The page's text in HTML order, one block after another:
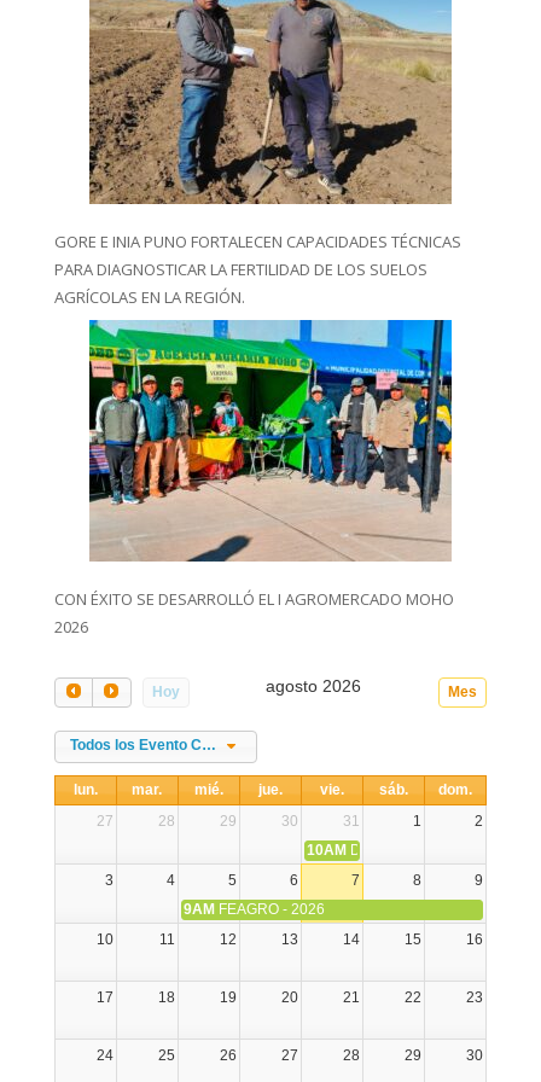
GORE E INIA PUNO FORTALECEN CAPACIDADES TÉCNICAS
PARA DIAGNOSTICAR LA FERTILIDAD DE LOS SUELOS
AGRÍCOLAS EN LA REGIÓN.
CON ÉXITO SE DESARROLLÓ EL I AGROMERCADO MOHO
2026
Hoy Mes
agosto 2026
Todos los Evento Categories
lun. mar. mié. jue. vie. sáb.
dom.
27
28 29 30 31 1
2
10AM DIA NACIONAL DE LA
3
4 5 6 7 8
9
9AM FEAGRO - 2026
10
11 12 13 14 15 16
17 18 19 20 21 22 23
24 25 26 27 28 29 30